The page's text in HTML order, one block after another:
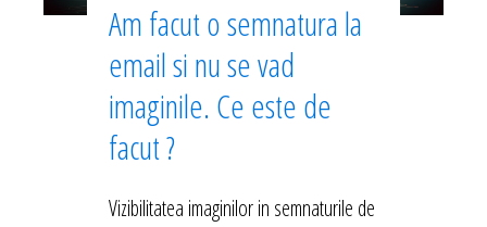
Am facut o semnatura la
email si nu se vad
imaginile. Ce este de
facut ?
Vizibilitatea imaginilor in semnaturile de